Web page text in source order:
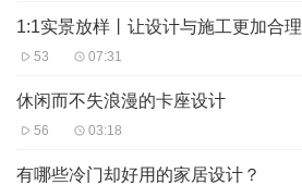
1:1实景放样丨让设计与施工更加合理
53 07:31
休闲而不失浪漫的卡座设计
56 03:18
有哪些冷门却好用的家居设计？